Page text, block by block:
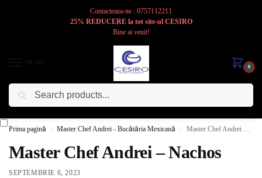
Contacteaza-ne : 0757112211
25% REDUCERE la tot site-ul CESIRO
Bine ai venit!
0
Cesiro
Prima pagină / Master Chef Andrei - Bucătăria Mexicană / Master Chef Andrei – Nachos
Master Chef Andrei – Nachos
SEPTEMBRIE 6, 2023